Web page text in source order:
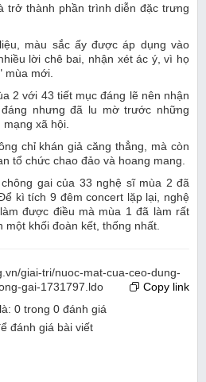
trở thành phần trình diễn đặc trưng
màu sắc ấy được áp dụng vào
lời chê bai, nhận xét ác ý, vì họ
mùa mới.
2 với 43 tiết mục đáng lẽ nên nhận
nhưng đã lu mờ trước những
xã hội.
chỉ khán giả căng thẳng, mà còn
tổ chức chao đảo và hoang mang.
gai của 33 nghệ sĩ mùa 2 đã
kì tích 9 đêm concert lặp lại, nghệ
được điều mà mùa 1 đã làm rất
một khối đoàn kết, thống nhất.
giai-tri/nuoc-mat-cua-ceo-dung-
gai-1731797.ldo
Copy link
0 trong 0 đánh giá
đánh giá bài viết